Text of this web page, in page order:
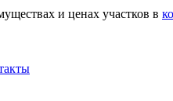
и ценах участков в